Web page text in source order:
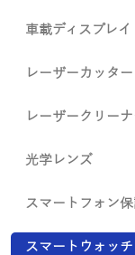
車載ディスプレイ
レーザーカッター
レーザークリー
光学レンズ
スマートフォン
スマートウォッチ